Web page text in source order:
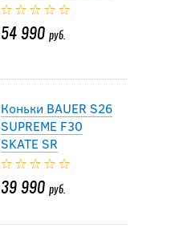
54 990руб.
Коньки BAUER S26
SUPREME F30
SKATE SR
39 990руб.